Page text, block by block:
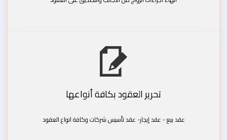
تحرير العقود بكافة أنواعها
عقد بيع - عقد إيجار- عقد تأسيس شركات وكافة انواع العقود